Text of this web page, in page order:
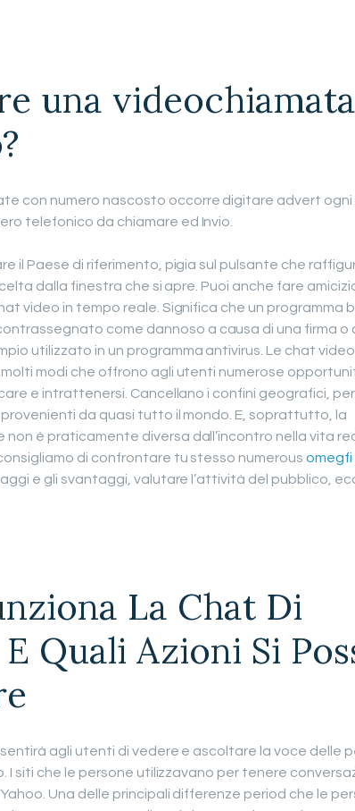
una
con numero nascosto occorre digitare advert ogni
telefonico da chiamare ed Invio.
il Paese di riferimento, pigia sul pulsante che
dalla finestra che si apre. Puoi anche fare
video in tempo reale. Significa che un programma
come dannoso a causa di una firma o
utilizzato in un programma antivirus. Le chat
modi che offrono agli utenti numerose
e intrattenersi. Cancellano i confini geografici,
da quasi tutto il mondo. E, soprattutto, la
non è praticamente diversa dall’incontro nella vita
di confrontare tu stesso numerous omegfi
e gli svantaggi, valutare l’attività del pubblico,
La Chat Di
Quali Azioni Si
agli utenti di vedere e ascoltare la voce delle
I siti che le persone utilizzavano per tenere
Una delle principali differenze period che le